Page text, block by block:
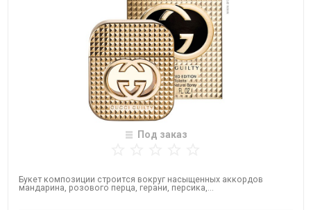
Под заказ
Букет композиции строится вокруг насыщенных аккордов
мандарина, розового ​перца, герани, персика,...